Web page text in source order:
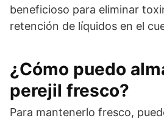
beneficioso para eliminar
retención de líquidos en el
¿Cómo puedo
perejil fresco?
Para mantenerlo fresco,